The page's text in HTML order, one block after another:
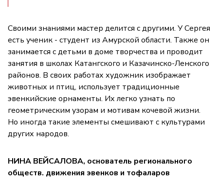
Своими знаниями мастер делится с другими. У Сергея
есть ученик - студент из Амурской области. Также он
занимается с детьми в доме творчества и проводит
занятия в школах Катангского и Казачинско-Ленского
районов. В своих работах художник изображает
животных и птиц, использует традиционные
эвенкийские орнаменты. Их легко узнать по
геометрическим узорам и мотивам кочевой жизни.
Но иногда такие элементы смешивают с культурами
других народов.
НИНА ВЕЙСАЛОВА, основатель регионального
обществ. движения эвенков и тофаларов